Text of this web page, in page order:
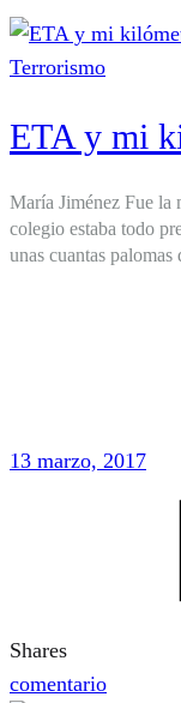
Terrorismo
ETA y mi
María Jiménez Fue la
colegio estaba todo
unas cuantas
13 marzo, 2017
Shares
comentarioen